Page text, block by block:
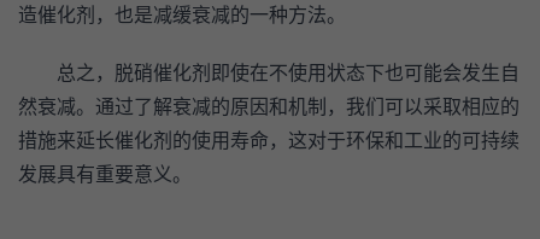
造催化剂，也是减缓衰减的一种方法。
总之，脱硝催化剂即使在不使用状态下也可能会发生自
然衰减。通过了解衰减的原因和机制，我们可以采取相应的
措施来延长催化剂的使用寿命，这对于环保和工业的可持续
发展具有重要意义。